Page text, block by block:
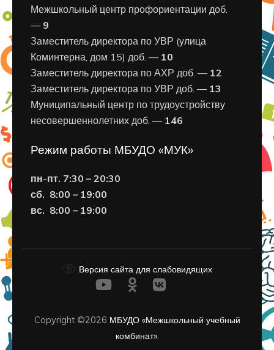
Межшкольный центр профориентации доб.
— 9
Заместитель директора по УВР (улица
Коминтерна, дом 15) доб. — 10
Заместитель директора по АХР доб. — 12
Заместитель директора по УВР доб. — 13
Муниципальный центр по трудоустройству
несовершеннолетних доб. — 146
Режим работы МБУДО «МУК»
пн-пт. 7:30 – 20:30
сб. 8:00 – 19:00
вс. 8:00 – 19:00
Версия сайта для слабовидящих
Copyright ©2026 МБУДО «Межшкольный учебный
комбинат».